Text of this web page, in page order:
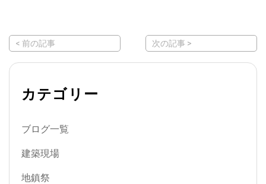
< 前の記事 次の記事 >
カテゴリー
ブログ一覧
建築現場
地鎮祭